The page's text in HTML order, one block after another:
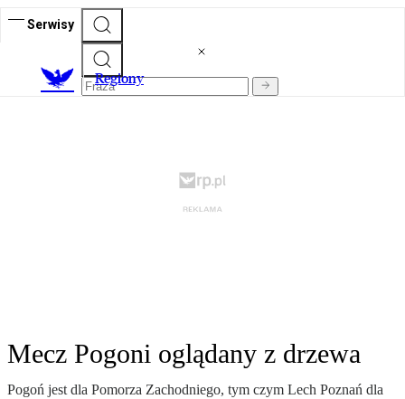
Serwisy
Regiony
Mecz Pogoni oglądany z drzewa
Pogoń jest dla Pomorza Zachodniego, tym czym Lech Poznań dla